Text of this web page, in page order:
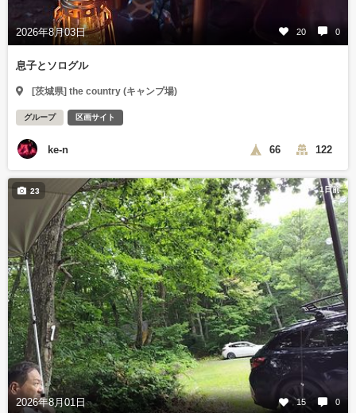
2026年8月03日 20 0
息子とソログル
[茨城県] the country (キャンプ場)
グループ 区画サイト
ke-n 66 122
1日前
2026年8月01日 15 0
23